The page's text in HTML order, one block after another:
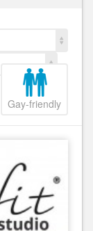
Gay-friendly